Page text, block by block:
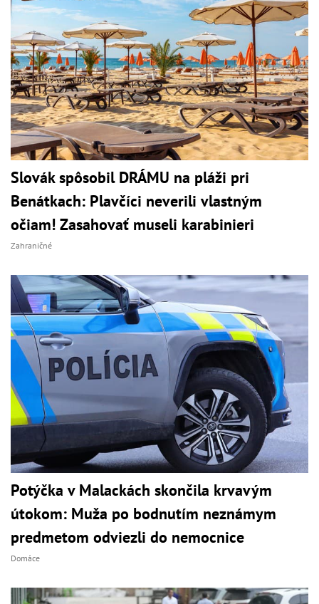
Slovák spôsobil DRÁMU na pláži pri
Benátkach: Plavčíci neverili vlastným
očiam! Zasahovať museli karabinieri
Zahraničné
Potýčka v Malackách skončila krvavým
útokom: Muža po bodnutím neznámym
predmetom odviezli do nemocnice
Domáce